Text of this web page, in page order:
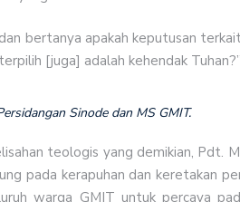
bertanya apakah keputusan
[juga] adalah kehendak Tuhan?”
Sinode dan MS GMIT.
teologis yang demikian, Pdt.
pada kerapuhan dan keretakan
warga GMIT untuk percaya